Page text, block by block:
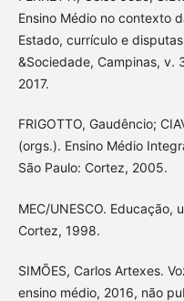
Ensino Médio no contexto
Estado, currículo e
&Sociedade, Campinas,
2017.
FRIGOTTO, Gaudêncio;
(orgs.). Ensino Médio
São Paulo: Cortez, 2005.
MEC/UNESCO. Educação,
Cortez, 1998.
SIMÕES, Carlos Artexes.
ensino médio, 2016, não